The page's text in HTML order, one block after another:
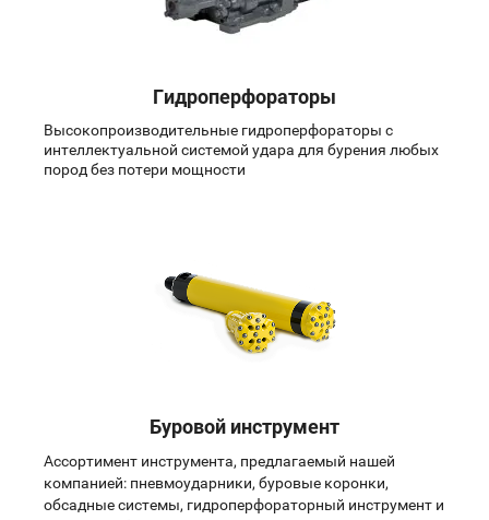
Гидроперфораторы
Высокопроизводительные гидроперфораторы с
интеллектуальной системой удара для бурения любых
пород без потери мощности
Буровой инструмент
Ассортимент инструмента, предлагаемый нашей
компанией: пневмоударники, буровые коронки,
обсадные системы, гидроперфораторный инструмент и